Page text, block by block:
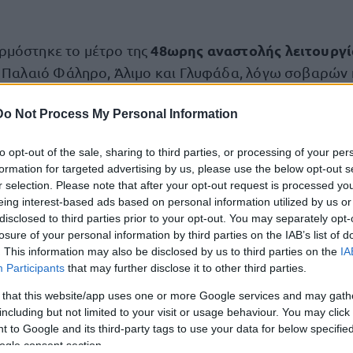
Not Process My Personal Information
opt-out of the sale, sharing to third parties, or processing of your
for targeted advertising by us, please use the below opt-out
selection. Please note that after your opt-out request is processed
interest-based ads based on personal information utilized by us
to third parties prior to your opt-out. You may separately
of your personal information by third parties on the IAB’s list of
This information may also be disclosed by us to third parties on the
Participants that may further disclose it to other third parties.
that this website/app uses one or more Google services and may
but not limited to your visit or usage behaviour. You may
to Google and its third-party tags to use your data for below
consent section.
το μέτρο της48ωρης αναστολής
Παλαιό Φάληρο, Άλιμο και Γλυφάδα, λόγω
λιανικής,
τωνφορολογικών μηχανισμών,
συναλλαγών.
ΑΑΔΕ συνεχίζει τους εντατικούς και στοχευμένους
περιόδου, κυρίως σε περιοχές μεαυξημένη
, με στόχο τη διασφάλιση ίσων όρων
συμμόρφωσης.